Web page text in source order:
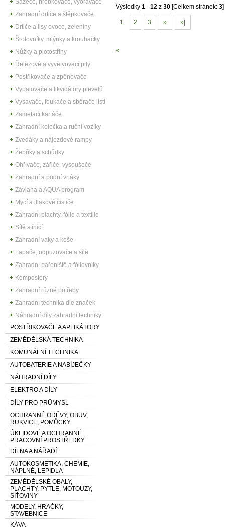
Zahradní drtiče a štěpkovače
Drtiče a lisy ovoce, zeleniny
Šrotovníky, mlýnky a krouhačky
Nůžky a plotostřihy
Řetězové a vyvětvovací pily
Postřikovače a zpěnovače
Vypalovače a likvidátory plevelů
Vysavače, foukače a sběrače listí
Zametací kartáče
Zahradní kolečka a ruční vozíky
Zvedáky a nájezdové rampy
Žebříky a schůdky
Ohřívače, zářiče, vysoušeče
Zahradní a půdní vrtáky
Závlaha a AQUA program
Mycí a tllakové čističe
Zahradní plachty, fólie a textilie
Sítě stínící
Zahradní vaky a koše
Lapače, odpuzovače a sítě
Zahradní pařeniště a fóliovníky
Kompostéry
Zahradní různé potřeby
Zahradní technika dle značek
Náhradní díly zahradní techniky
POSTŘIKOVAČE A APLIKÁTORY
ZEMĚDĚLSKÁ TECHNIKA
KOMUNÁLNÍ TECHNIKA
AUTOBATERIE A NABÍJEČKY
NÁHRADNÍ DÍLY
ELEKTRO A DÍLY
DÍLY PRO PRŮMYSL
OCHRANNÉ ODĚVY, OBUV,
RUKVICE, POMŮCKY
ÚKLIDOVÉ A OCHRANNÉ
PRACOVNÍ PROSTŘEDKY
DÍLNA A NÁŘADÍ
AUTOKOSMETIKA, CHEMIE,
NÁPLNĚ, LEPIDLA
ZEMĚDĚLSKÉ OBALY,
PLACHTY, PYTLE, MOTOUZY,
SÍŤOVINY
MODELY, HRAČKY,
STAVEBNICE
KÁVA
Výsledky 1 - 12 z 30 [Celkem stránek: 3]
1 2 3 » »|
«